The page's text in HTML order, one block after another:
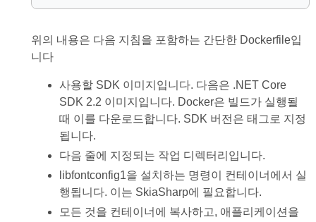
위의 내용은 다음 지침을 포함하는 간단한 Dockerfile입
니다
사용할 SDK 이미지입니다. 다음은 .NET Core
SDK 2.2 이미지입니다. Docker은 빌드가 실행될
때 이를 다운로드합니다. SDK 버전은 태그로 지정
됩니다.
다음 줄에 지정되는 작업 디렉터리입니다.
libfontconfig1을 설치하는 명령이 컨테이너에서 실
행됩니다. 이는 SkiaSharp에 필요합니다.
모든 것을 컨테이너에 복사하고, 애플리케이션을